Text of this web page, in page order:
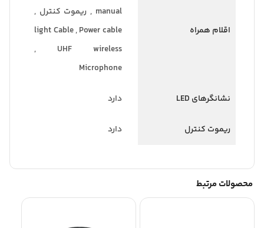
اقلام همراه
manual , ریموت کنترل ,
light Cable , Power cable
, UHF wireless
Microphone
نشانگرهای LED دارد
ریموت کنترل دارد
محصولات مرتبط